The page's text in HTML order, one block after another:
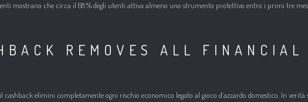
mostrano che circa il 68 % degli utenti attiva almeno uno strumento protettivo entro i primi tre
REMOVES ALL FINANCIAL
elimini completamente ogni rischio economico legato al gioco d’azzardo domestico. In